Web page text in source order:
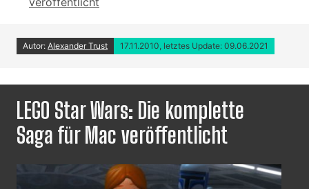
Autor: Alexander Trust 17.11.2010, letztes Update: 09.06.2021
LEGO Star Wars: Die komplette
Saga für Mac veröffentlicht